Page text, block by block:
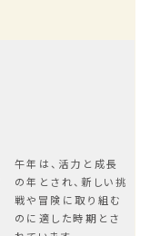
午年は、活力と成長
の年とされ、新しい挑
戦や冒険に取り組む
のに適した時期とさ